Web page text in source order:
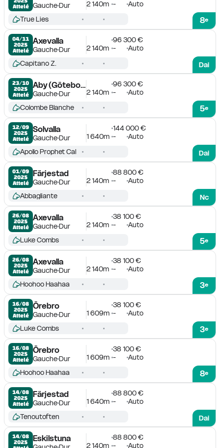
Attelé
GaucheDur
2 140m - Auto
8e
True Lies
04/11
2025
Attelé
Axevalla
GaucheDur
96 300 €
2 140m -
Auto
Dai
Capitano Z.
23/10
2025
Attelé
Aby (Göteborg)
GaucheDur
96 300 €
2 140m - Auto
5e
Colombe Blanche
12/09
2025
Attelé
Solvalla
GaucheDur
144 000 €
1 640m -
Auto
Dai
Apollo Prophet Cal
01/09
2025
Attelé
Färjestad
GaucheDur
88 800 €
2 140m -
Auto
Nc
Abbagliante
26/08
2025
Attelé
Axevalla
GaucheDur
38 100 €
2 140m - Auto
5e
Luke Combs
26/08
2025
Attelé
Axevalla
GaucheDur
38 100 €
2 140m - Auto
3e
Hoohoo Haahaa
16/08
2025
Attelé
Örebro
GaucheDur
38 100 €
1 609m - Auto
3e
Luke Combs
16/08
2025
Attelé
Örebro
GaucheDur
38 100 €
1 609m - Auto
8e
Hoohoo Haahaa
14/08
2025
Attelé
Färjestad
GaucheDur
88 800 €
1 640m -
Auto
Dai
Tenoutoften
14/08
2025
Eskilstuna
88 800 €
2 140m - Auto